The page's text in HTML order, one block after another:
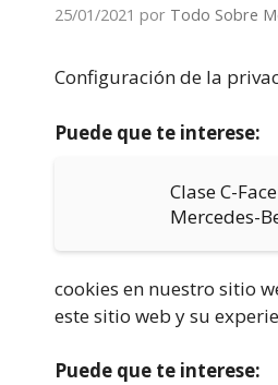
25/01/2021 por Todo Sobre
Configuración de la
Puede que te interese:
Clase C-
Mercedes-
cookies en nuestro sitio
este sitio web y su
Puede que te interese: